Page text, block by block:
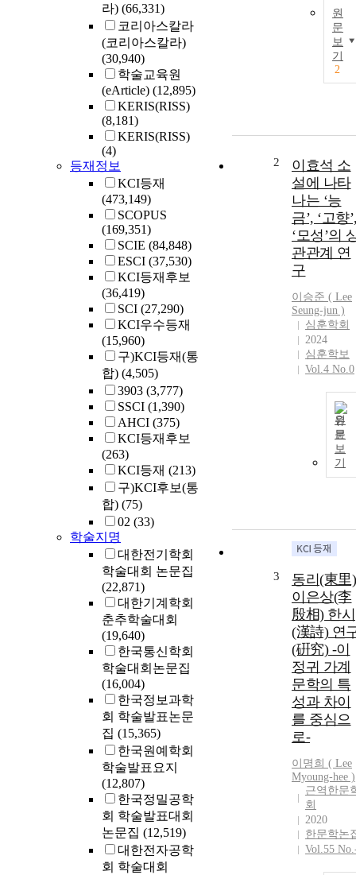
라) (66,331)
코리아스칼라
(코리아스칼라)
(30,940)
학술교육원
(eArticle) (12,895)
KERIS(RISS)
(8,181)
KERIS(RISS)
(4)
등재정보
KCI등재
(473,149)
SCOPUS
(169,351)
SCIE (84,848)
ESCI (37,530)
KCI등재후보
(36,419)
SCI (27,290)
KCI우수등재
(15,960)
구)KCI등재(통
합) (4,505)
3903 (3,777)
SSCI (1,390)
AHCI (375)
KCI등재후보
(263)
KCI등재 (213)
구)KCI후보(통
합) (75)
02 (33)
학술지명
대한전기학회
학술대회 논문집
(22,871)
대한기계학회
춘추학술대회
(19,640)
한국통신학회
학술대회논문집
(16,004)
한국정보과학
회 학술발표논문
집 (15,365)
한국원예학회
학술발표요지
(12,807)
한국정밀공학
회 학술발표대회
논문집 (12,519)
대한전자공학
회 학술대회
원
문
보
기
2
2
이효석 소
설에 나타
나는 ‘능
금’, ‘고향
‘모성’의
관관계 연
구
이승준 ( Lee
Seung-jun )
심훈학회
2024
심훈학보
Vol.4 No.0
원
문
보
기
3
동리(東里)
이은상(李
殷相) 한시
(漢詩) 연
(硏究) -이
정귀 가계
문학의 특
성과 차이
를 중심으
로-
이명희 ( Lee
Myoung-hee )
근역한문
회
2020
한문학논
Vol.55